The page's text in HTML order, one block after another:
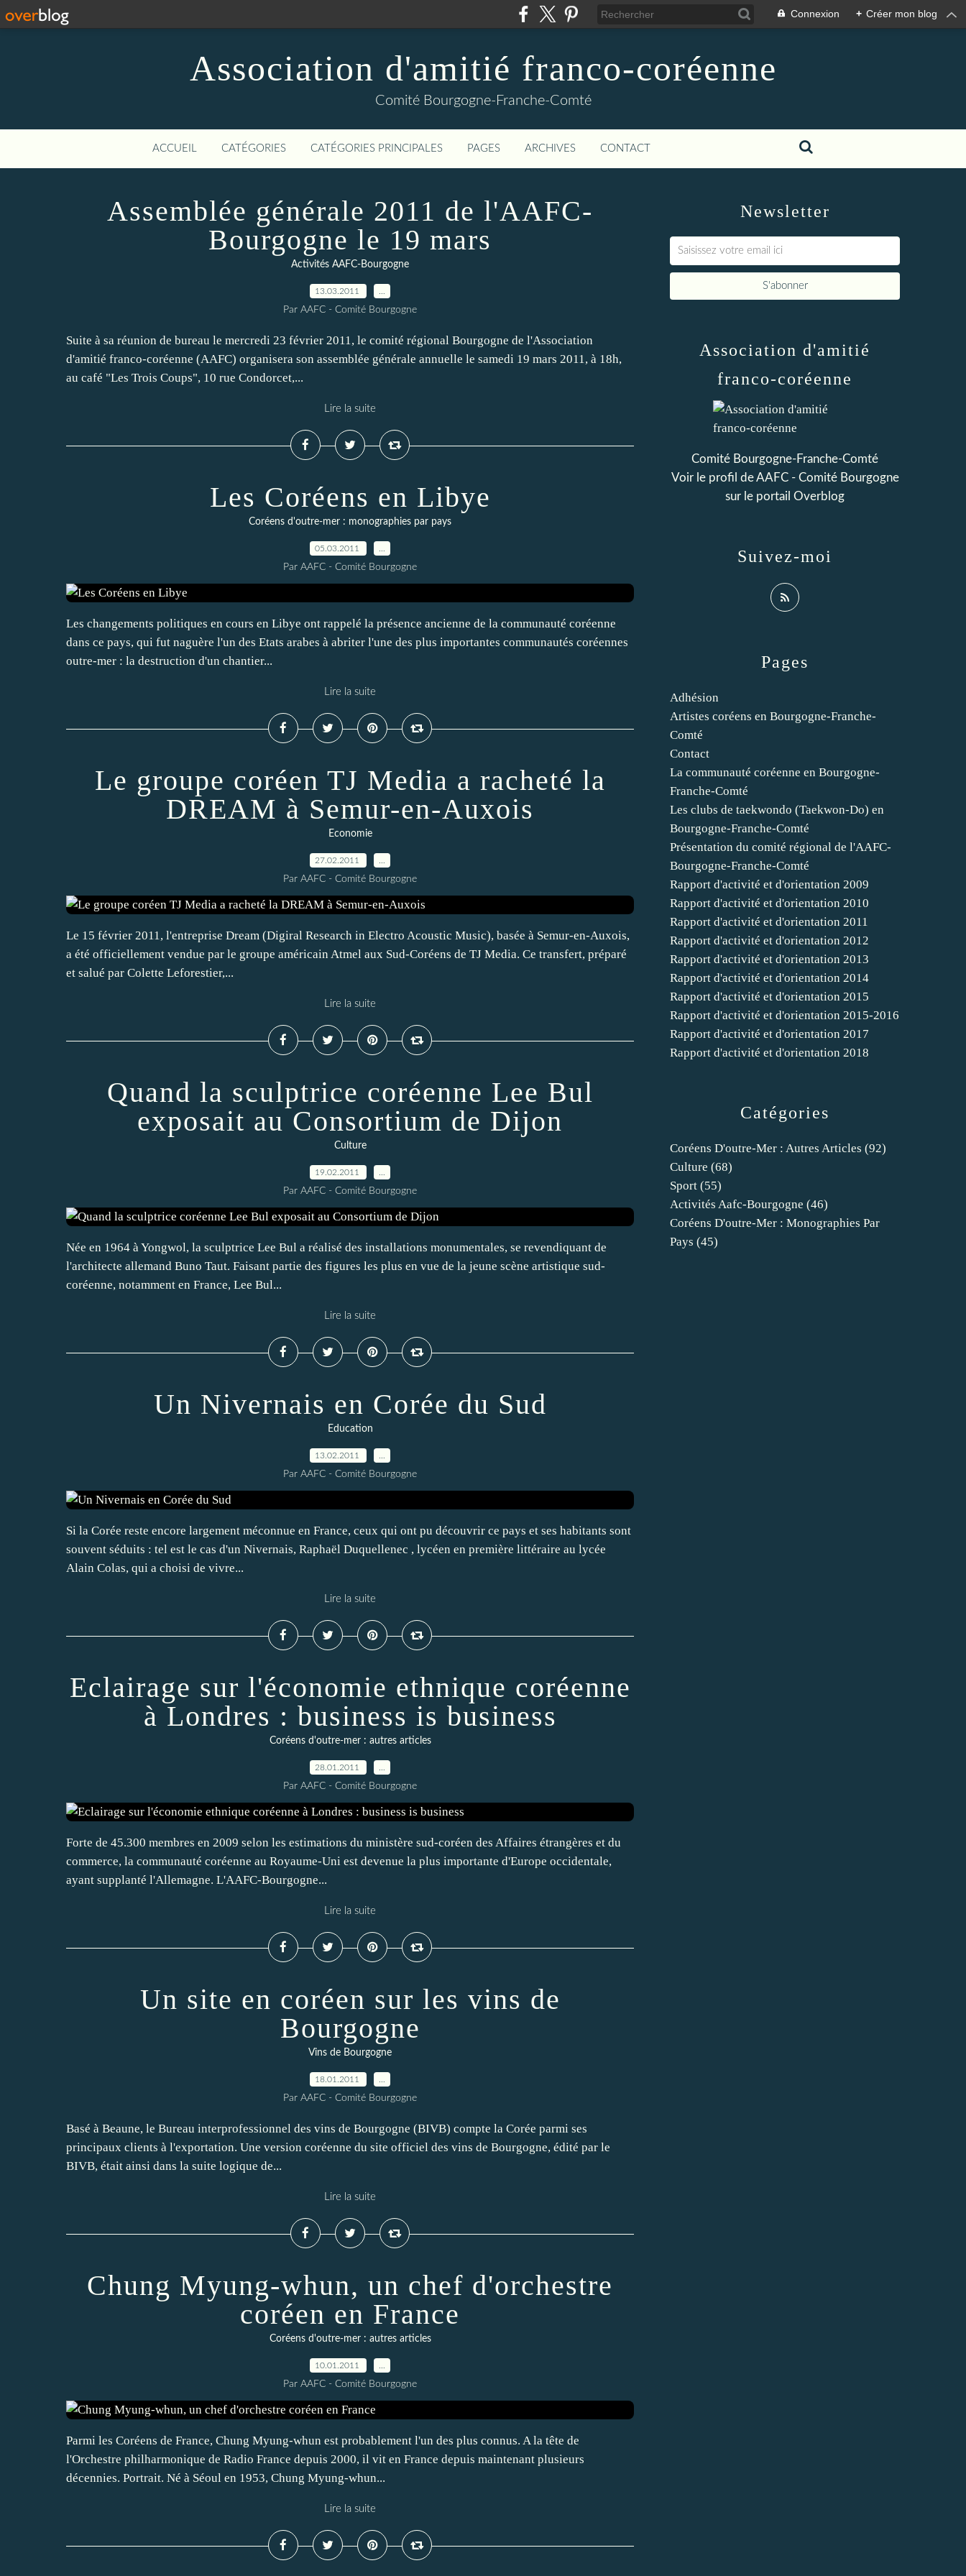
Connexion + Créer mon blog
Association d'amitié franco-coréenne
Comité Bourgogne-Franche-Comté
ACCUEIL CATÉGORIES CATÉGORIES PRINCIPALES PAGES ARCHIVES CONTACT
Assemblée générale 2011 de l'AAFC-
Bourgogne le 19 mars
Activités AAFC-Bourgogne
13.03.2011
Par AAFC - Comité Bourgogne
Suite à sa réunion de bureau le mercredi 23 février 2011, le comité régional Bourgogne de l'Association
d'amitié franco-coréenne (AAFC) organisera son assemblée générale annuelle le samedi 19 mars 2011, à 18h,
au café "Les Trois Coups", 10 rue Condorcet,...
Lire la suite
Les Coréens en Libye
Coréens d'outre-mer : monographies par pays
05.03.2011
Par AAFC - Comité Bourgogne
Les changements politiques en cours en Libye ont rappelé la présence ancienne de la communauté coréenne
dans ce pays, qui fut naguère l'un des Etats arabes à abriter l'une des plus importantes communautés coréennes
outre-mer : la destruction d'un chantier...
Lire la suite
Le groupe coréen TJ Media a racheté la
DREAM à Semur-en-Auxois
Economie
27.02.2011
Par AAFC - Comité Bourgogne
Le 15 février 2011, l'entreprise Dream (Digiral Research in Electro Acoustic Music), basée à Semur-en-Auxois,
a été officiellement vendue par le groupe américain Atmel aux Sud-Coréens de TJ Media. Ce transfert, préparé
et salué par Colette Leforestier,...
Lire la suite
Quand la sculptrice coréenne Lee Bul
exposait au Consortium de Dijon
Culture
19.02.2011
Par AAFC - Comité Bourgogne
Née en 1964 à Yongwol, la sculptrice Lee Bul a réalisé des installations monumentales, se revendiquant de
l'architecte allemand Buno Taut. Faisant partie des figures les plus en vue de la jeune scène artistique sud-
coréenne, notamment en France, Lee Bul...
Lire la suite
Un Nivernais en Corée du Sud
Education
13.02.2011
Par AAFC - Comité Bourgogne
Si la Corée reste encore largement méconnue en France, ceux qui ont pu découvrir ce pays et ses habitants sont
souvent séduits : tel est le cas d'un Nivernais, Raphaël Duquellenec , lycéen en première littéraire au lycée
Alain Colas, qui a choisi de vivre...
Lire la suite
Eclairage sur l'économie ethnique coréenne
à Londres : business is business
Coréens d'outre-mer : autres articles
28.01.2011
Par AAFC - Comité Bourgogne
Forte de 45.300 membres en 2009 selon les estimations du ministère sud-coréen des Affaires étrangères et du
commerce, la communauté coréenne au Royaume-Uni est devenue la plus importante d'Europe occidentale,
ayant supplanté l'Allemagne. L'AAFC-Bourgogne...
Lire la suite
Un site en coréen sur les vins de
Bourgogne
Vins de Bourgogne
18.01.2011
Par AAFC - Comité Bourgogne
Basé à Beaune, le Bureau interprofessionnel des vins de Bourgogne (BIVB) compte la Corée parmi ses
principaux clients à l'exportation. Une version coréenne du site officiel des vins de Bourgogne, édité par le
BIVB, était ainsi dans la suite logique de...
Lire la suite
Chung Myung-whun, un chef d'orchestre
coréen en France
Coréens d'outre-mer : autres articles
10.01.2011
Par AAFC - Comité Bourgogne
Parmi les Coréens de France, Chung Myung-whun est probablement l'un des plus connus. A la tête de
l'Orchestre philharmonique de Radio France depuis 2000, il vit en France depuis maintenant plusieurs
décennies. Portrait. Né à Séoul en 1953, Chung Myung-whun...
Lire la suite
Newsletter
Catégories
Coréens D'outre-Mer : Autres Articles (92)
Culture (68)
Sport (55)
Activités Aafc-Bourgogne (46)
Coréens D'outre-Mer : Monographies Par
Pays (45)
Pages
Adhésion
Artistes coréens en Bourgogne-Franche-
Comté
Contact
La communauté coréenne en Bourgogne-
Franche-Comté
Les clubs de taekwondo (Taekwon-Do) en
Bourgogne-Franche-Comté
Présentation du comité régional de l'AAFC-
Bourgogne-Franche-Comté
Rapport d'activité et d'orientation 2009
Rapport d'activité et d'orientation 2010
Rapport d'activité et d'orientation 2011
Rapport d'activité et d'orientation 2012
Rapport d'activité et d'orientation 2013
Rapport d'activité et d'orientation 2014
Rapport d'activité et d'orientation 2015
Rapport d'activité et d'orientation 2015-2016
Rapport d'activité et d'orientation 2017
Rapport d'activité et d'orientation 2018
Association d'amitié
franco-coréenne
Comité Bourgogne-Franche-Comté
Voir le profil deAAFC - Comité Bourgogne
sur le portail Overblog
Suivez-moi